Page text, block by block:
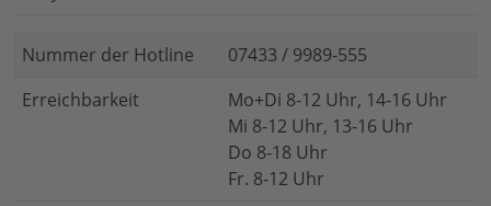
Nummer der Hotline
07433 / 9989-555
Erreichbarkeit
Mo+Di 8-12 Uhr, 14-16 Uhr
Mi 8-12 Uhr, 13-16 Uhr
Do 8-18 Uhr
Fr. 8-12 Uhr